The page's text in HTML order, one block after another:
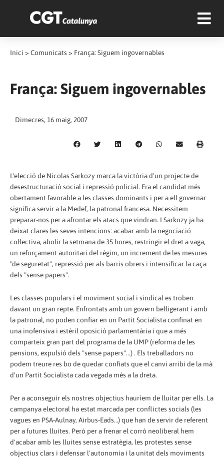
Inici > Comunicats > França: Siguem ingovernables
França: Siguem ingovernables
Dimecres, 16 maig, 2007
L'elecció de Nicolas Sarkozy marca la victòria d'un projecte de
desestructuració social i repressió policial. Era el candidat més
obertament favorable a les classes dominants i per a ell governar
significa servir a la Medef, la patronal francesa. Necessitem
preparar-nos per a afrontar els atacs que vindran. I Sarkozy ja ha
deixat clares les seves intencions: acabar amb la negociació
col·lectiva, abolir la setmana de 35 hores, restringir el dret a vaga,
un reforçament autoritari del règim, un increment de les mesures
"de seguretat", repressió per als barris obrers i intensificar la caça
dels "sense papers".
Les classes populars i el moviment social i sindical es troben
davant un gran repte. Enfrontats amb un govern bel·ligerant i amb
la patronal, no poden confiar en un Partit Socialista confinat en
una inofensiva i estèril oposició parlamentària i que a més
comparteix gran part del programa de la UMP (reforma de les
pensions, expulsió dels "sense papers"...) . Els treballadors no
podem treure res bo de quedar confiats que el canvi arribi de la mà
d'un Partit Socialista cada vegada més a la dreta.
Per a aconseguir els nostres objectius hauríem de lluitar per ells. La
campanya electoral ha estat marcada per conflictes socials (les
vagues en PSA-Aulnay, Airbus-Eads…) que han de servir de referent
per a futures lluites. Però per a frenar el corró neoliberal hem
d'acabar amb les lluites sense estratègia, les protestes sense
objectius clars i defensar l'autonomia i la unitat dels moviments